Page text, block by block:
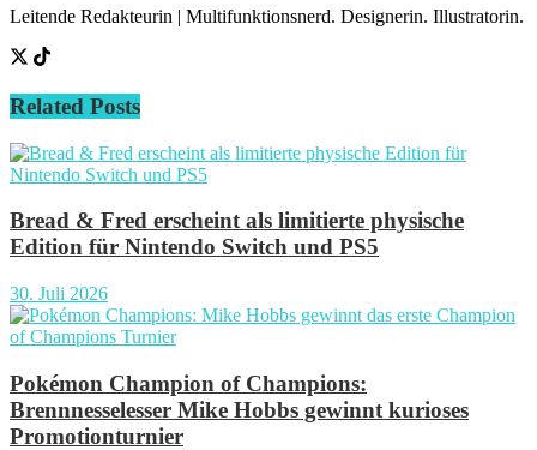
Leitende Redakteurin | Multifunktionsnerd. Designerin. Illustratorin.
Related Posts
Bread & Fred erscheint als limitierte physische
Edition für Nintendo Switch und PS5
30. Juli 2026
Pokémon Champion of Champions:
Brennnesselesser Mike Hobbs gewinnt kurioses
Promotionturnier